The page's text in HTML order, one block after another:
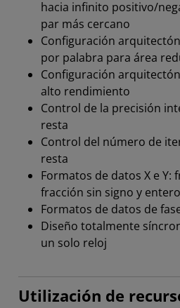
hacia infinito positivo/
par más cercano
Configuración
por palabra para área
Configuración
alto rendimiento
Control de la precisión
resta
Control del número de
resta
Formatos de datos X e Y:
fracción sin signo y
Formatos de datos de
Diseño totalmente
un solo reloj
Utilización de